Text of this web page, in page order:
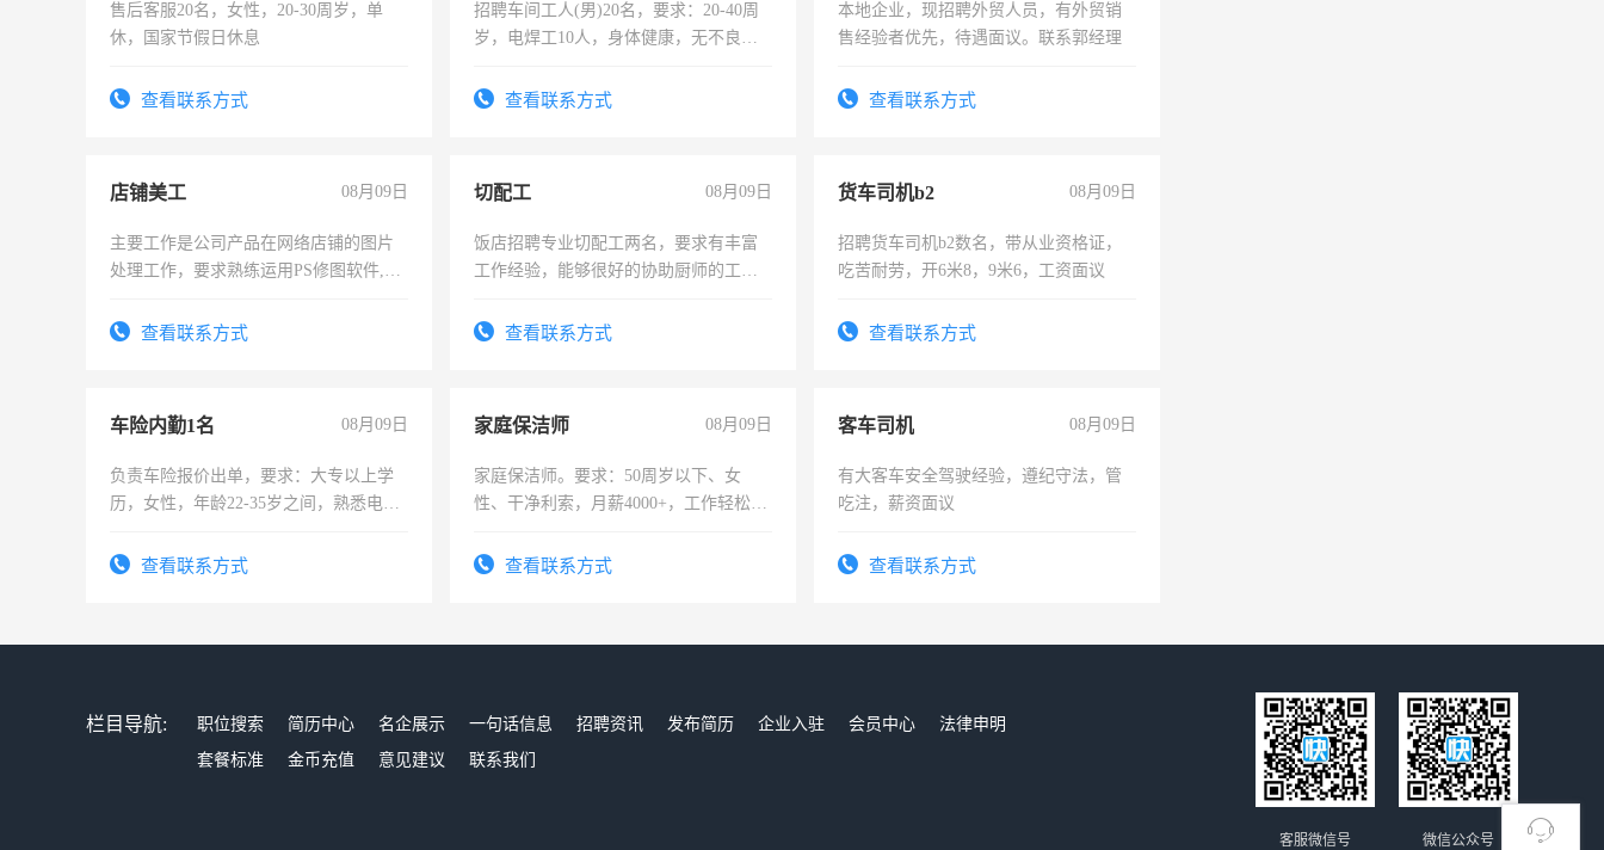
售后客服20名，女性，20-30周岁，单
休，国家节假日休息
查看联系方式
招聘车间工人(男)20名，要求：20-40周
岁，电焊工10人，身体健康，无不良嗜
宿，免费发放劳保用品，两班倒，每月
查看联系方式
本地企业，现招聘外贸人员，有外贸销
售经验者优先，待遇面议。联系郭经理
查看联系方式
店铺美工 08月09日
主要工作是公司产品在网络店铺的图片
处理工作，要求熟练运用PS修图软件,工
查看联系方式
切配工 08月09日
饭店招聘专业切配工两名，要求有丰富
工作经验，能够很好的协助厨师的工
4500。查看联系方式
货车司机b2 08月09日
招聘货车司机b2数名，带从业资格证，
吃苦耐劳，开6米8，9米6，工资面议
查看联系方式
车险内勤1名 08月09日
负责车险报价出单，要求：大专以上学
历，女性，年龄22-35岁之间，熟悉电脑
试用期1-3个月，转正后交纳五险，
查看联系方式
家庭保洁师 08月09日
家庭保洁师。要求：50周岁以下、女
性、干净利索，月薪4000+，工作轻松，
太太等。查看联系方式
客车司机 08月09日
有大客车安全驾驶经验，遵纪守法，管
吃注，薪资面议
查看联系方式
栏目导航: 职位搜索 简历中心 名企展示 一句话信息 招聘资讯 发布简历 企业入驻 会员中心
法律申明
套餐标准
金币充值 意见建议 联系我们
微信公众号
客服微信号